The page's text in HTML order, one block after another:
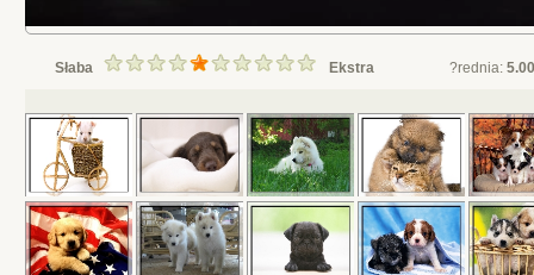
Słaba Ekstra ?rednia: 5.00